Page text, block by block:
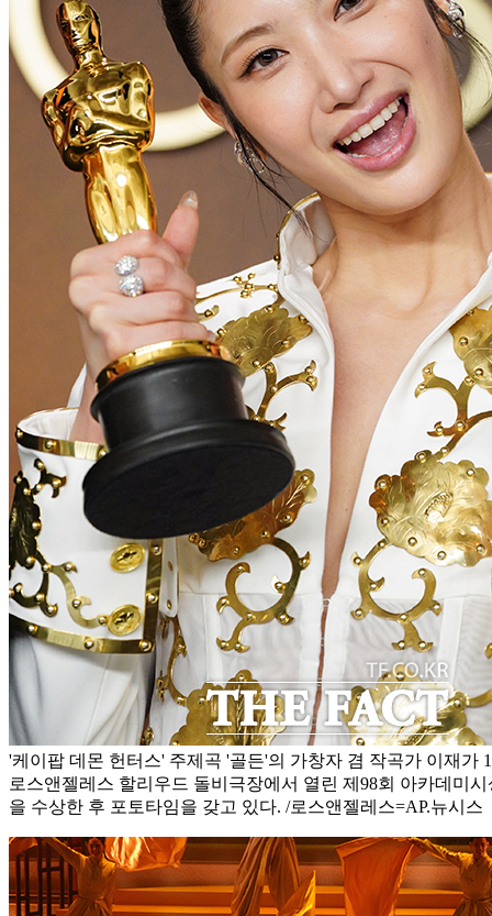
'케이팝 데몬 헌터스' 주제곡 '골든'의 가창자 겸 작곡가 이재가
로스앤젤레스 할리우드 돌비극장에서 열린 제98회 아카데미
을 수상한 후 포토타임을 갖고 있다. /로스앤젤레스=AP.뉴시스